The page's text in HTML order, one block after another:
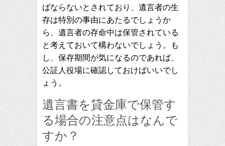
ばならないとされており、遺言者の生
存は特別の事由にあたるでしょうか
ら、遺言者の存命中は保管されている
と考えておいて構わないでしょう。も
し、保存期間が気になるのであれば、
公証人役場に確認しておけばいいでし
ょう。
遺言書を貸金庫で保管す
る場合の注意点はなんで
すか？